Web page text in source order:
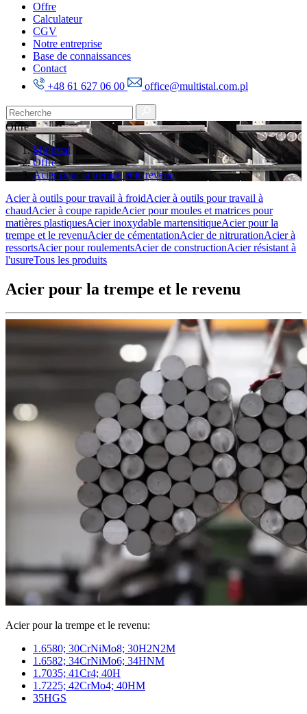
Offre
Calculateur
CGV
Notre entreprise
Base de connaissances
Contact
+48 61 627 06 00
office@multistal.com.pl
Offre
Multistal
Offre
Acier pour la trempe et le revenu
Acier à outils pour travail à froidAcier à outils pour travail à
chaudAcier à coupe rapideAcier pour moules et matrices pour
matières plastiquesAcier inoxydable martensitiqueAcier pour la
trempe et le revenuAcier de cémentationAcier de nitrurationAcier à
ressortsAcier pour roulementsAcier de constructionAcier résistant à
l'usureTous les produits
Acier pour la trempe et le revenu
Acier pour la trempe et le revenu:
1.6580; 30CrNiMo8; 30H2N2M
1.6582; 34CrNiMo6; 34HNM
1.7035; 41Cr4; 40H
1.7225; 42CrMo4; 40HM
35HGS